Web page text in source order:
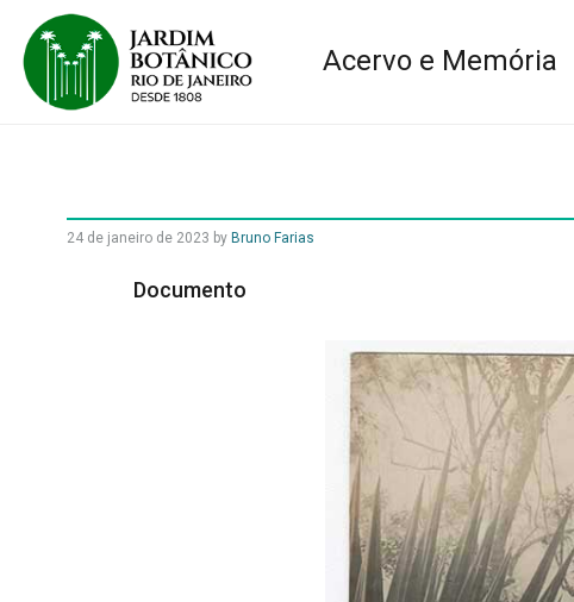
Acervo e Memória
24 de janeiro de 2023 by Bruno Farias
Documento